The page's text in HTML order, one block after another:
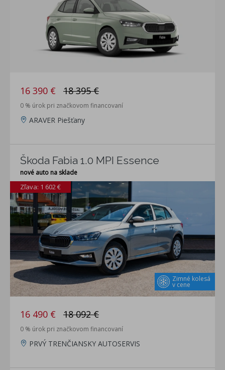
16 390 € 18 395 €
0 % úrok pri značkovom financovaní
ARAVER Piešťany
Škoda Fabia 1.0 MPI Essence
nové auto na sklade
Zimné kolesá
v cene
Zľava: 1 602 €
16 490 € 18 092 €
0 % úrok pri značkovom financovaní
PRVÝ TRENČIANSKY AUTOSERVIS